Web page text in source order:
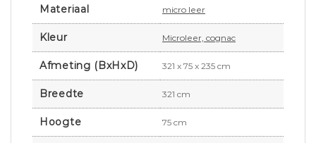
Materiaal micro leer
Kleur Microleer, cognac
Afmeting (BxHxD) 321 x 75 x 235 cm
Breedte 321 cm
Hoogte 75 cm